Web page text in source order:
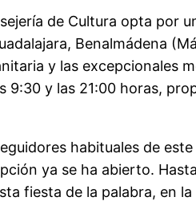
de Cultura opta por
Benalmádena
y las excepcionales
9:30 y las 21:00 horas,
habituales de
ya se ha abierto.
fiesta de la palabra, en